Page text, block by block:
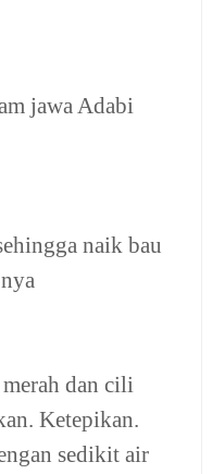
jawa Adabi
naik bau
dan cili
Ketepikan.
sedikit air